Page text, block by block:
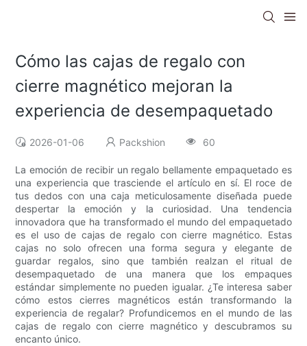
Cómo las cajas de regalo con
cierre magnético mejoran la
experiencia de desempaquetado
2026-01-06 Packshion 60
La emoción de recibir un regalo bellamente empaquetado es
una experiencia que trasciende el artículo en sí. El roce de
tus dedos con una caja meticulosamente diseñada puede
despertar la emoción y la curiosidad. Una tendencia
innovadora que ha transformado el mundo del empaquetado
es el uso de cajas de regalo con cierre magnético. Estas
cajas no solo ofrecen una forma segura y elegante de
guardar regalos, sino que también realzan el ritual de
desempaquetado de una manera que los empaques
estándar simplemente no pueden igualar. ¿Te interesa saber
cómo estos cierres magnéticos están transformando la
experiencia de regalar? Profundicemos en el mundo de las
cajas de regalo con cierre magnético y descubramos su
encanto único.